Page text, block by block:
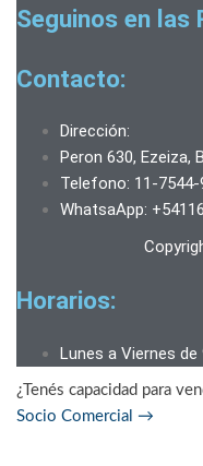
Seguinos en las
Contacto:
Dirección:
Peron 630, Ezeiza,
Telefono: 11-7544-
WhatsaApp:
Horarios:
Lunes a Viernes de
¿Tenés capacidad para
Socio Comercial →